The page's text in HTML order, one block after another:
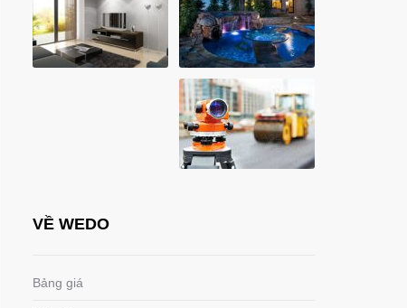
VỀ WEDO
Bảng giá